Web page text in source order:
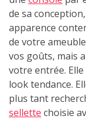
de sa
apparence
de votre
vos goûts, mais
votre entrée.
look tendance.
plus tant
sellette choisie